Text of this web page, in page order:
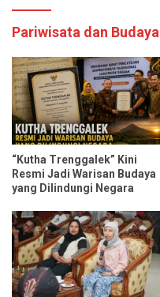
Pariwisata dan Budaya
“Kutha Trenggalek” Kini
Resmi Jadi Warisan Budaya
yang Dilindungi Negara